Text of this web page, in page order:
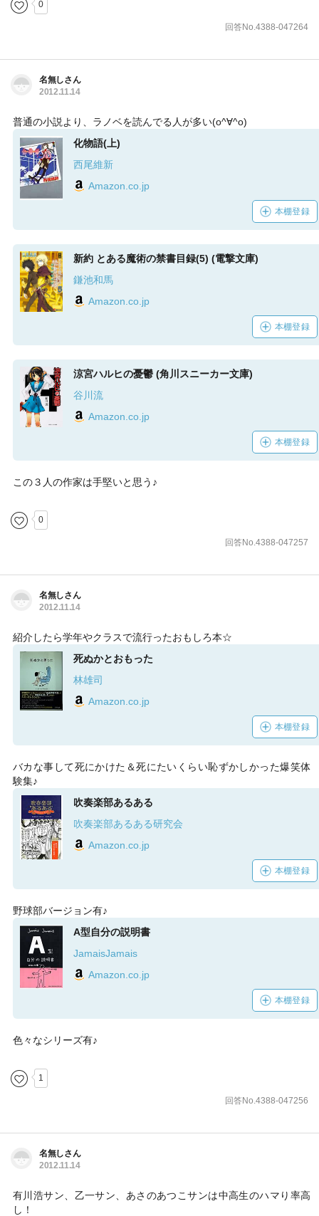
0
回答No.4388-047264
名無しさん
2012.11.14
普通の小説より、ラノベを読んでる人が多い(o^∀^o)
化物語(上)
西尾維新
Amazon.co.jp
本棚登録
新約 とある魔術の禁書目録(5) (電撃文庫)
鎌池和馬
Amazon.co.jp
本棚登録
涼宮ハルヒの憂鬱 (角川スニーカー文庫)
谷川流
Amazon.co.jp
本棚登録
この３人の作家は手堅いと思う♪
0
回答No.4388-047257
名無しさん
2012.11.14
紹介したら学年やクラスで流行ったおもしろ本☆
死ぬかとおもった
林雄司
Amazon.co.jp
本棚登録
バカな事して死にかけた＆死にたいくらい恥ずかしかった爆笑体
験集♪
吹奏楽部あるある
吹奏楽部あるある研究会
Amazon.co.jp
本棚登録
野球部バージョン有♪
A型自分の説明書
JamaisJamais
Amazon.co.jp
本棚登録
色々なシリーズ有♪
1
回答No.4388-047256
名無しさん
2012.11.14
有川浩サン、乙一サン、あさのあつこサンは中高生のハマり率高
し！